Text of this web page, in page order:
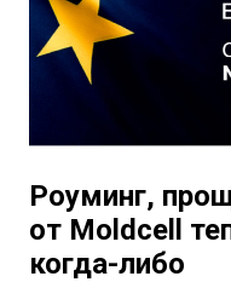
Роуминг,
от Moldcell
когда-либо